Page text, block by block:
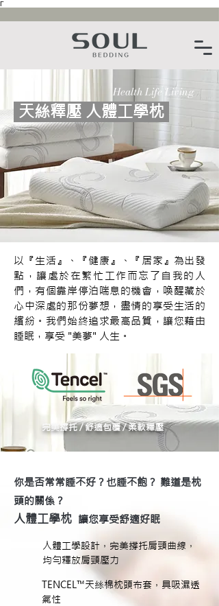
Γ
Health Life Living
天絲釋壓 人體工學枕
以『生活』、『健康』、『居家』為出發
點，讓處於在繁忙工作而忘了自我的人
們，有個靠岸停泊喘息的機會，喚醒藏於
心中深處的那份夢想，盡情的享受生活的
繽紛。我們始終追求最高品質，讓您藉由
睡眠，享受 "美夢" 人生。
完美撐托 / 舒適包覆 / 柔軟釋壓
你是否常常睡不好？也睡不飽？ 難道是枕
頭的關係？
人體工學枕 讓您享受舒適好眠
人體工學設計，完美撐托肩頸曲線，
均勻釋放肩頸壓力
TENCEL™天絲棉枕頭布套，具吸濕透
氣性